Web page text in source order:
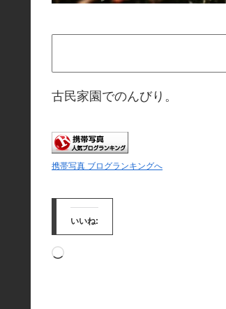
古民家園でのんびり。
携帯写真 ブログランキングへ
いいね:
読